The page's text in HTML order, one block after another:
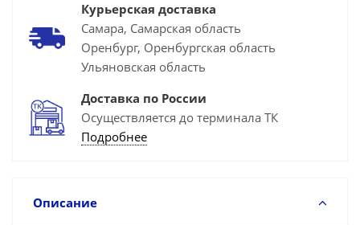
Курьерская доставка
Самара, Самарская область
Оренбург, Оренбургская область
Ульяновская область
Доставка по России
Осуществляется до терминала ТК
Подробнее
Описание